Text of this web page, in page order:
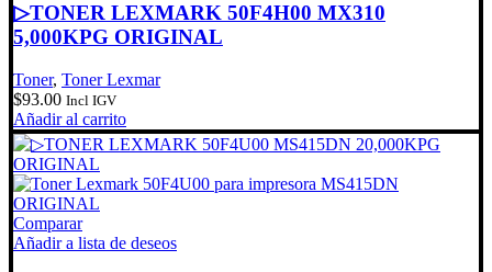
▷TONER LEXMARK 50F4H00 MX310
5,000KPG ORIGINAL
Toner, Toner Lexmar
$93.00 Incl IGV
Añadir al carrito
Comparar
Añadir a lista de deseos